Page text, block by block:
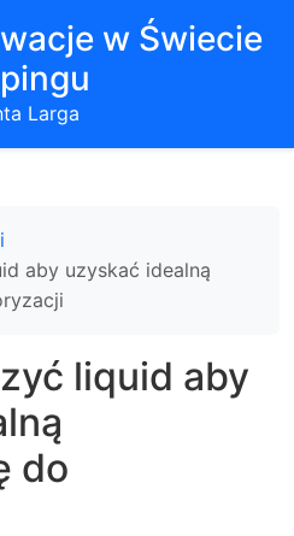
w Świecie
Larga
aby uzyskać idealną
liquid aby
do